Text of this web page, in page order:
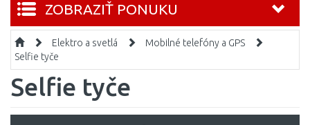
ZOBRAZIŤ PONUKU
Elektro a svetlá
Mobilné telefóny a GPS
Selfie tyče
Selfie tyče